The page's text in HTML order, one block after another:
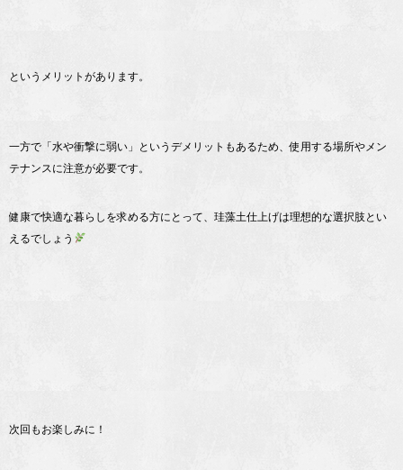
というメリットがあります。
一方で「水や衝撃に弱い」というデメリットもあるため、使用する場所やメン
テナンスに注意が必要です。
健康で快適な暮らしを求める方にとって、珪藻土仕上げは理想的な選択肢とい
えるでしょう
次回もお楽しみに！